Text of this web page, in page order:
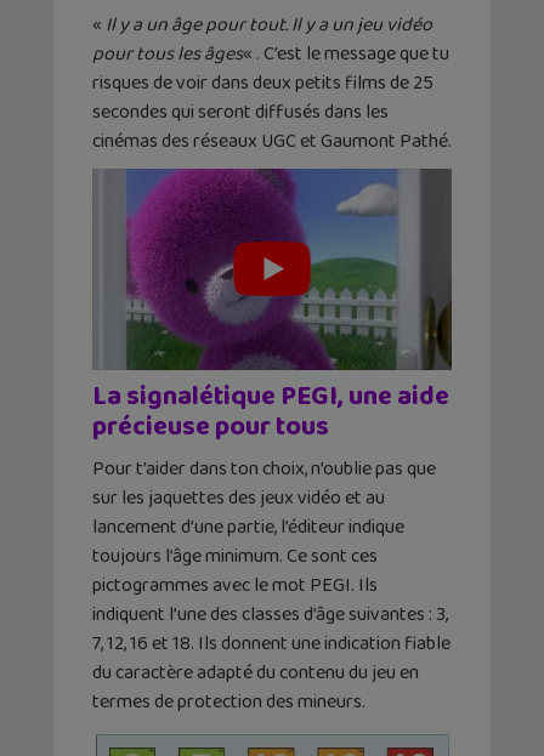
« Il y a un âge pour tout. Il y a un jeu vidéo
pour tous les âges« . C’est le message que tu
risques de voir dans deux petits films de 25
secondes qui seront diffusés dans les
cinémas des réseaux UGC et Gaumont Pathé.
La signalétique PEGI, une aide
précieuse pour tous
Pour t’aider dans ton choix, n’oublie pas que
sur les jaquettes des jeux vidéo et au
lancement d’une partie, l’éditeur indique
toujours l’âge minimum. Ce sont ces
pictogrammes avec le mot PEGI. Ils
indiquent l’une des classes d’âge suivantes : 3,
7, 12, 16 et 18. Ils donnent une indication fiable
du caractère adapté du contenu du jeu en
termes de protection des mineurs.